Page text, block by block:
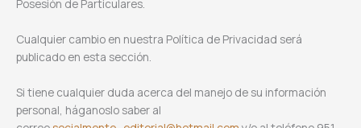
Posesión de Particulares.
Cualquier cambio en nuestra Política de Privacidad será
publicado en esta sección.
Si tiene cualquier duda acerca del manejo de su información
personal, háganoslo saber al